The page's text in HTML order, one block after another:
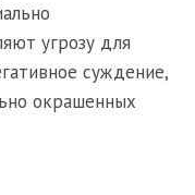
угрозу для
суждение,
окрашенных